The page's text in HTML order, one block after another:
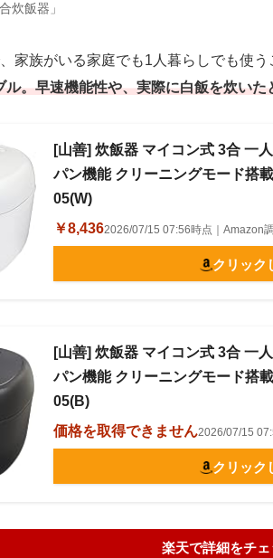
炊飯器」
家族がいる家庭でも1人暮らしでも使う
ル。早速機能性や、実際に白飯を炊い
[山善] 炊飯器 マイコン式 3合 一
パン機能 クリーニングモード搭
05(W)
￥8,4362026/07/15 07:56時点｜Amazon
クリック
[山善] 炊飯器 マイコン式 3合 一
パン機能 クリーニングモード搭
05(B)
価格を取得できません2026/07/15
クリック
楽天で詳細をチェ